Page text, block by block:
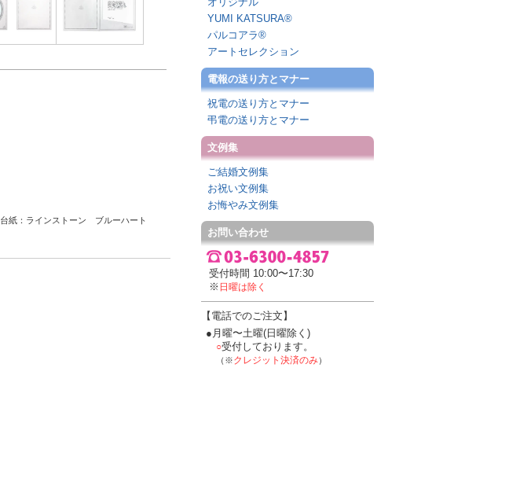
台紙：ラインストーン ブルーハート
YUMI KATSURA®
パルコアラ®
アートセレクション
電報の送り方とマナー
祝電の送り方とマナー
弔電の送り方とマナー
文例集
ご結婚文例集
お祝い文例集
お悔やみ文例集
お問い合わせ
受付時間 10:00〜17:30
※ 日曜は除く
【電話でのご注文】
●月曜〜土曜(日曜除く)
○受付しております。
（※クレジット決済のみ）